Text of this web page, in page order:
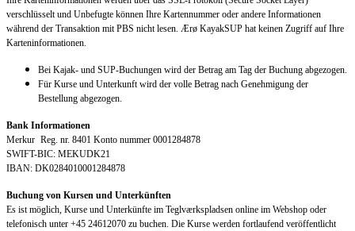
verschlüsselt und Unbefugte können Ihre Kartennummer oder andere Informationen
während der Transaktion mit PBS nicht lesen. Ærø KayakSUP hat keinen Zugriff auf Ihre
Karteninformationen.
Bei Kajak- und SUP-Buchungen wird der Betrag am Tag der Buchung abgezogen.
Für Kurse und Unterkunft wird der volle Betrag nach Genehmigung der
Bestellung abgezogen.
Bank Informationen
Merkur Reg. nr. 8401 Konto nummer 0001284878
SWIFT-BIC: MEKUDK21
IBAN: DK0284010001284878
Buchung von Kursen und Unterkünften
Es ist möglich, Kurse und Unterkünfte im Teglværkspladsen online im Webshop oder
telefonisch unter +45 24612070 zu buchen. Die Kurse werden fortlaufend veröffentlicht